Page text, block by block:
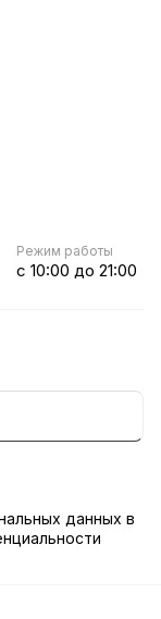
Режим работы
с 10:00 до 21:00
данных в